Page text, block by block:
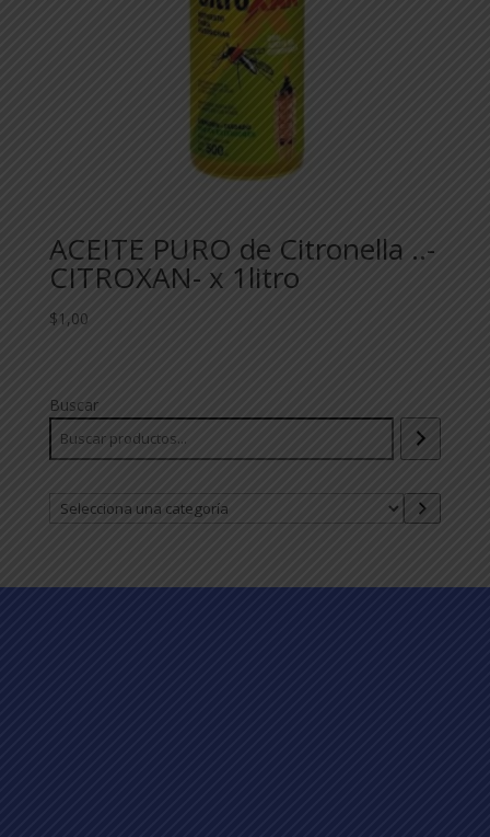
ACEITE PURO de Citronella ..-
CITROXAN- x 1litro
$1,00
Buscar
Selecciona
una